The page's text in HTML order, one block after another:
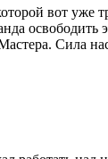
вот уже
Сила